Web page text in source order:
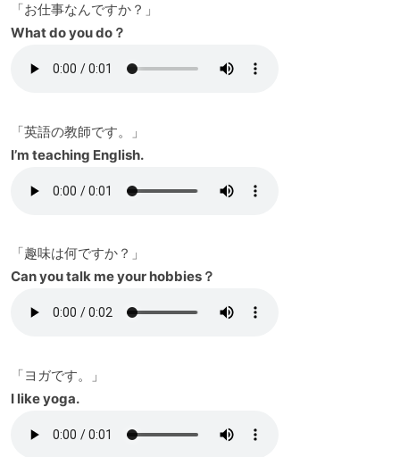
「お仕事なんですか？」
What do you do？
「英語の教師です。」
I’m teaching English.
「趣味は何ですか？」
Can you talk me your hobbies？
「ヨガです。」
I like yoga.